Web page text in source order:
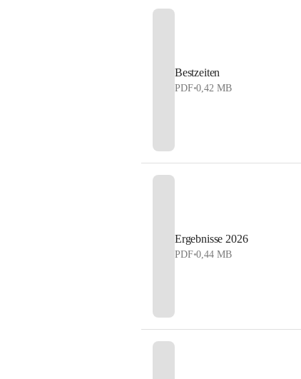
Bestzeiten
PDF•0,42 MB
Ergebnisse 2026
PDF•0,44 MB